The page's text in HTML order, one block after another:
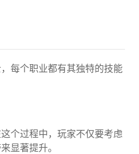
每个职业都有其独特的技能
个过程中，玩家不仅要考虑
显著提升。